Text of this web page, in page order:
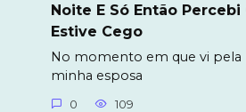
Noite E Só Então Percebi
Estive Cego
No momento em que vi pela
minha esposa
0 109